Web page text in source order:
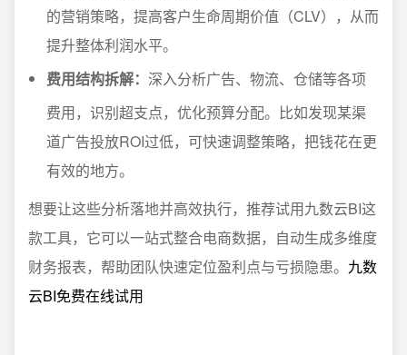
的营销策略，提高客户生命周期价值（CLV），从而
提升整体利润水平。
费用结构拆解： 深入分析广告、物流、仓储等各项
费用，识别超支点，优化预算分配。比如发现某渠
道广告投放ROI过低，可快速调整策略，把钱花在更
有效的地方。
想要让这些分析落地并高效执行，推荐试用九数云BI这
款工具，它可以一站式整合电商数据，自动生成多维度
财务报表，帮助团队快速定位盈利点与亏损隐患。 九数
云BI免费在线试用